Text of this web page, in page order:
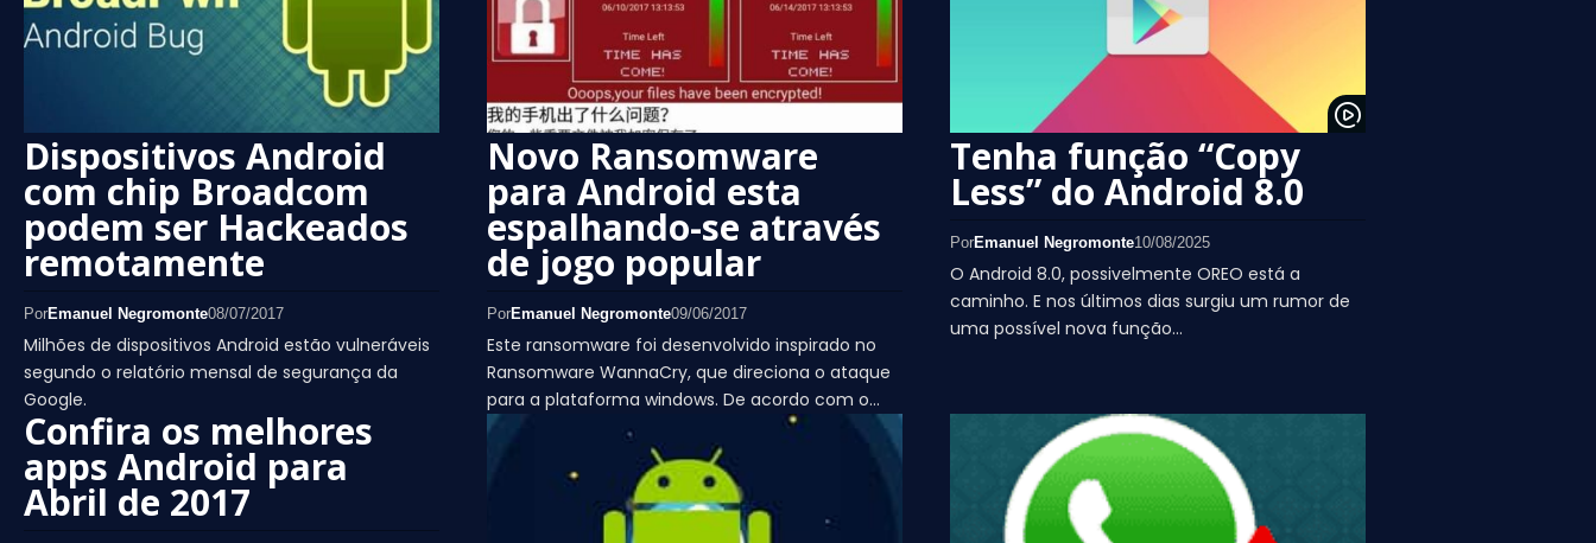
Dispositivos Android
com chip Broadcom
podem ser Hackeados
remotamente
PorEmanuel Negromonte08/07/2017
Milhões de dispositivos Android estão vulneráveis
segundo o relatório mensal de segurança da
Google.
Novo Ransomware
para Android esta
espalhando-se através
de jogo popular
PorEmanuel Negromonte09/06/2017
Este ransomware foi desenvolvido inspirado no
Ransomware WannaCry, que direciona o ataque
para a plataforma windows. De acordo com o…
Tenha função “Copy
Less” do Android 8.0
PorEmanuel Negromonte10/08/2025
O Android 8.0, possivelmente OREO está a
caminho. E nos últimos dias surgiu um rumor de
uma possível nova função…
Confira os melhores
apps Android para
Abril de 2017